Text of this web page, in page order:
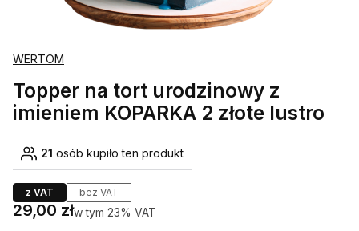
WERTOM
Topper na tort urodzinowy z
imieniem KOPARKA 2 złote lustro
21 osób kupiło ten produkt
z VAT bez VAT
Cena
29,00 złw tym 23% VAT
w tym 23% VAT